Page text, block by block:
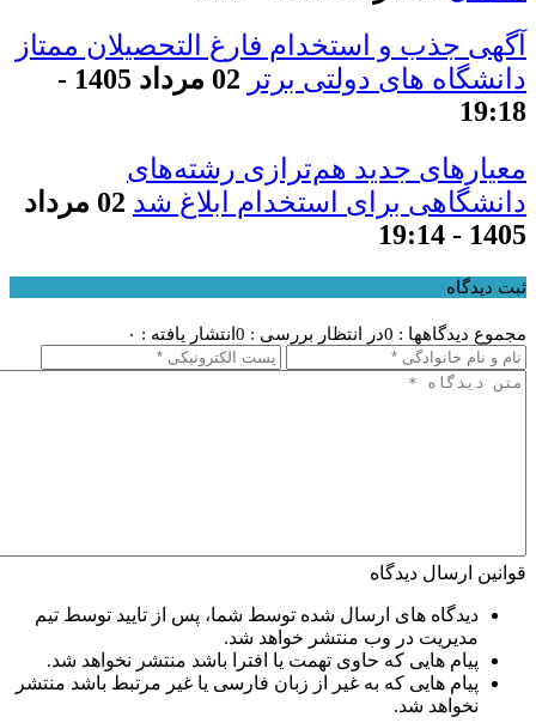
آگهی جذب و استخدام فارغ التحصیلان ممتاز
دانشگاه های دولتی برتر
02 مرداد 1405 -
19:18
معیار‌های جدید هم‌ترازی رشته‌های
دانشگاهی برای استخدام ابلاغ شد
02 مرداد
1405 - 19:14
ثبت دیدگاه
مجموع دیدگاهها : 0 در انتظار بررسی : 0 انتشار یافته : ۰
قوانین ارسال دیدگاه
دیدگاه های ارسال شده توسط شما، پس از تایید توسط تیم
مدیریت در وب منتشر خواهد شد.
پیام هایی که حاوی تهمت یا افترا باشد منتشر نخواهد شد.
پیام هایی که به غیر از زبان فارسی یا غیر مرتبط باشد منتشر
نخواهد شد.